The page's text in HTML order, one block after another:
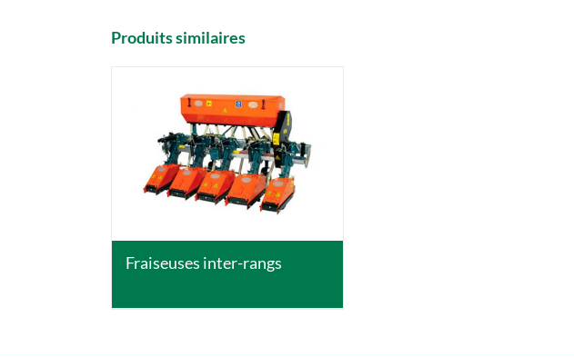
Produits similaires
DETAILS
Fraiseuses inter-rangs